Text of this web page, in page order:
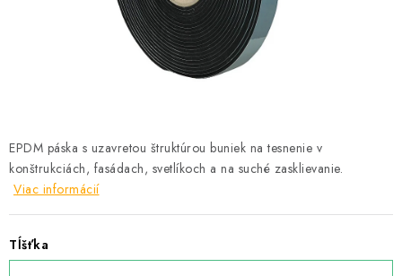
Podmínky ochrany osobních údajů
Obchodní podmínky
EPDM páska s uzavretou štruktúrou buniek na tesnenie v
konštrukciách, fasádach, svetlíkoch a na suché zasklievanie.
Viac informácií
Tĺšťka